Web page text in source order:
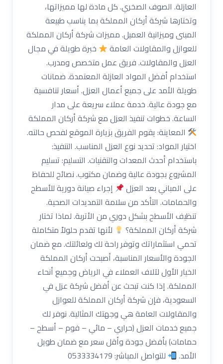
العازلة. الصوف الصخري. كل مادة لها مميزاتها،
وتختارها شركة أركان المملكة بما يناسب طبيعة
المبنى وميزانية العميل. مميزات شركة أركان المملكة
للعوازل والمقاولات العامة
خبرة طويلة في مجال
العزل والمقاولات. فريق عمل متخصص ومدرب.
استخدام أفضل المواد العازلة المعتمدة. ضمانات
طويلة الأمد على جميع أعمال العزل. أسعار تنافسية
مع جودة عالية. خدمة عملاء سريعة على مدار
الساعة. خطوات تنفيذ العزل مع شركة أركان المملكة
المعاينة: يقوم الفريق بزيارة الموقع لفحص حالته.
اختيار المواد: تحديد نوع العزل المناسب. التنفيذ:
باستخدام أحدث المعدات والتقنيات. التسليم: تسليم
المشروع بجودة عالية وضمان مكتوب. نصائح للحفاظ
على المباني بعد العزل
إجراء صيانة دورية للأسطح
والحمامات. التأكد من سلامة التمديدات الصحية.
تنظيف الأسطح بشكل دوري من الأتربة. لماذا تختار
شركة أركان المملكة؟
لأنها تقدم حلولاً متكاملة
تحمي استثماراتك وتوفر راحة لك ولعائلتك. مع ضمان
الجودة والأسعار المناسبة، أصبحت أركان المملكة
الخيار الأول لآلاف العملاء في الرياض وجميع أنحاء
المملكة. إذا كنت تبحث عن أفضل شركة عزل في
السعودية، فإن شركة أركان المملكة للعوازل
والمقاولات العامة هي وجهتك المثالية. نوفر لك
جميع خدمات العزل (حراري – مائي – فوم – أسطح –
حمامات) بأفضل جودة وأقل سعر مع ضمان طويل
الأمد.
للتواصل المباشر: 0533334179